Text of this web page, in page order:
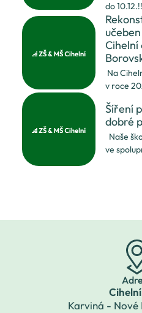
do
"abakujte" !
všem
žákům
s námi
učeben ZŠ a
Cihelní
Na
v roce
odborné
učebna
cizích jazyků.
si
Šíření
dobré
ve
Karviná - Nové